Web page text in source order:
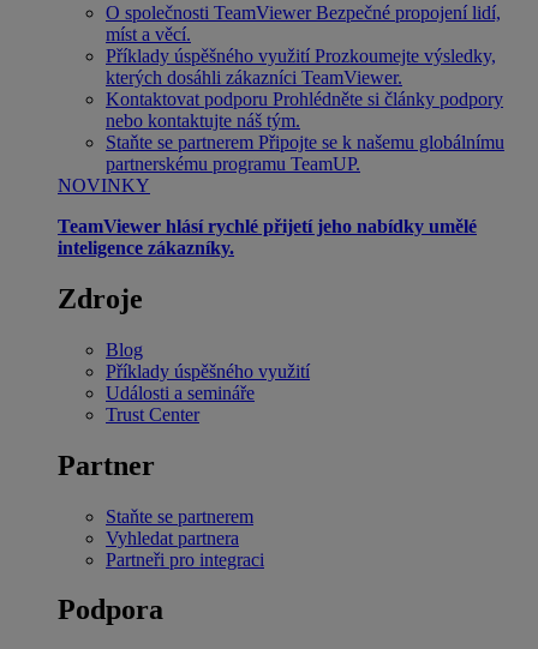
O společnosti TeamViewer Bezpečné propojení lidí,
míst a věcí.
Příklady úspěšného využití Prozkoumejte výsledky,
kterých dosáhli zákazníci TeamViewer.
Kontaktovat podporu Prohlédněte si články podpory
nebo kontaktujte náš tým.
Staňte se partnerem Připojte se k našemu globálnímu
partnerskému programu TeamUP.
NOVINKY
TeamViewer hlásí rychlé přijetí jeho nabídky umělé
inteligence zákazníky.
Zdroje
Blog
Příklady úspěšného využití
Události a semináře
Trust Center
Partner
Staňte se partnerem
Vyhledat partnera
Partneři pro integraci
Podpora